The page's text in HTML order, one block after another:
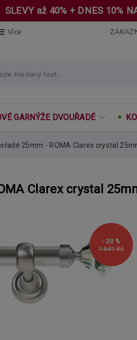
SLEVY až 40% + DNES 10%
Více
GARNÝŽE DVOUŘADÉ
25mm - ROMA Clarex crystal
Clarex crystal
1 641 Kč
- 20 %